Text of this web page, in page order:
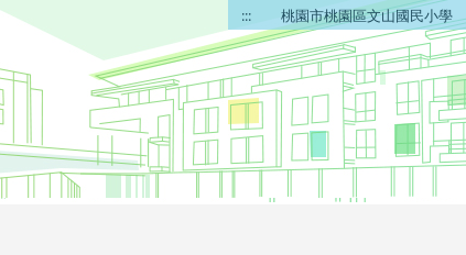
::: 桃園市桃園區文山國民小學